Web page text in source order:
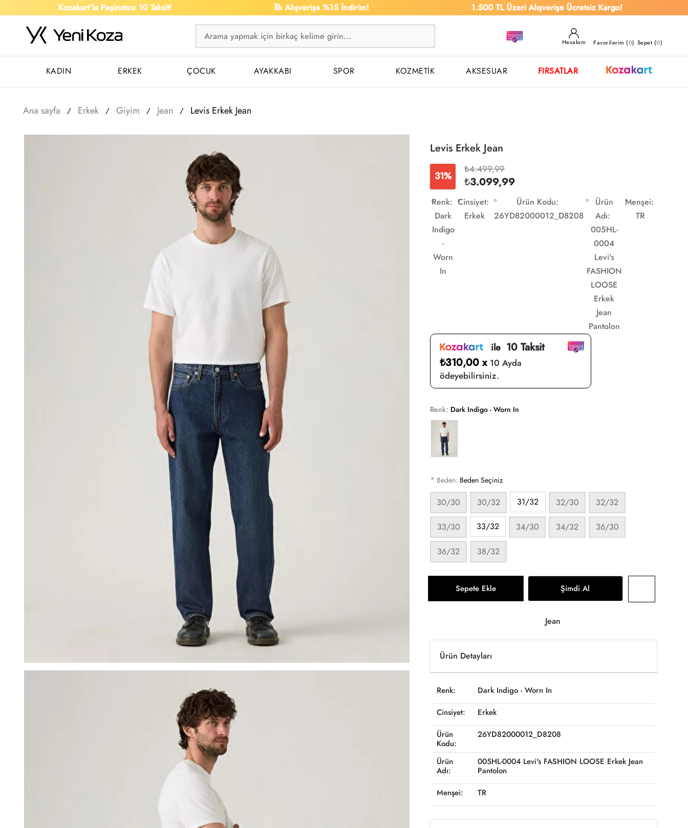
Kozakart’la Peşinatsız 10 Taksit! İlk Alışverişe %15 İndirim! 1.500 TL Üzeri Alışverişe Ücretsiz Kargo!
Hesabım Favorilerim (0) Sepet (0)
KADIN ERKEK ÇOCUK AYAKKABI SPOR KOZMETİK AKSESUAR FIRSATLAR
Ana sayfa Erkek Giyim Jean Levis Erkek Jean
Levis Erkek Jean
31%
₺4.499,99
₺3.099,99
Renk:
Dark
Indigo
-
Worn
In
Cinsiyet:
Erkek
Ürün Kodu:
26YD82000012_D8208
Ürün
Adı:
005HL-
0004
Levi's
FASHION
LOOSE
Erkek
Jean
Pantolon
Menşei:
TR
ile10 Taksit
₺310,00 x 10 Ayda
ödeyebilirsiniz.
Renk: Dark Indigo - Worn In
* Beden: Beden Seçiniz
30/30 30/32 31/32 32/30 32/32
33/30 33/32 34/30 34/32 36/30
36/32 38/32
Sepete Ekle Şimdi Al
Jean
Ürün Detayları
Renk:
Dark Indigo - Worn In
Cinsiyet:
Erkek
Ürün
Kodu:
26YD82000012_D8208
Ürün
Adı:
005HL-0004 Levi's FASHION LOOSE Erkek Jean
Pantolon
Menşei:
TR